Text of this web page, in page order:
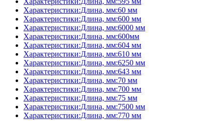
Характеристики:Длина, мм:60 мм
Характеристики:Длина, мм:600 мм
Характеристики:Длина, мм:6000 мм
Характеристики:Длина, мм:600мм
Характеристики:Длина, мм:604 мм
Характеристики:Длина, мм:610 мм
Характеристики:Длина, мм:6250 мм
Характеристики:Длина, мм:643 мм
Характеристики:Длина, мм:70 мм
Характеристики:Длина, мм:700 мм
Характеристики:Длина, мм:75 мм
Характеристики:Длина, мм:7500 мм
Характеристики:Длина, мм:770 мм